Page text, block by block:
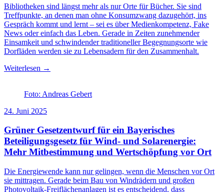
Bibliotheken sind längst mehr als nur Orte für Bücher. Sie sind
Treffpunkte, an denen man ohne Konsumzwang dazugehört, ins
Gespräch kommt und lernt – sei es über Medienkompetenz, Fake
News oder einfach das Leben. Gerade in Zeiten zunehmender
Einsamkeit und schwindender traditioneller Begegnungsorte wie
Dorfläden werden sie zu Lebensadern für den Zusammenhalt.
Weiterlesen →
Foto: Andreas Gebert
24. Juni 2025
Grüner Gesetzentwurf für ein Bayerisches
Beteiligungsgesetz für Wind- und Solarenergie:
Mehr Mitbestimmung und Wertschöpfung vor Ort
Die Energiewende kann nur gelingen, wenn die Menschen vor Ort
sie mittragen. Gerade beim Bau von Windrädern und großen
Photovoltaik-Freiflächenanlagen ist es entscheidend, dass